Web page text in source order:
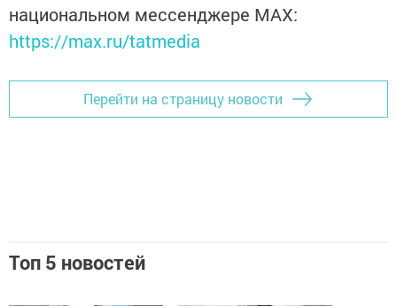
национальном мессенджере MАХ:
https://max.ru/tatmedia
Перейти на страницу новости
Топ 5 новостей